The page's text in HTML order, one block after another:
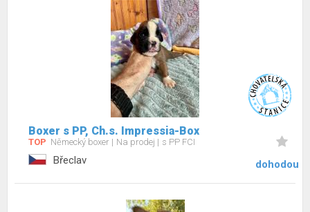
Boxer s PP, Ch.s. Impressia-Box
TOP Německý boxer Na prodej s PP FCI
Břeclav dohodou